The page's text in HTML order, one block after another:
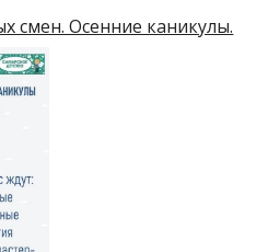
смен. Осенние каникулы.